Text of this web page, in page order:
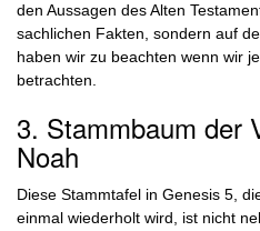
den Aussagen des Alten
sachlichen Fakten, sondern auf
haben wir zu beachten wenn wir
betrachten.
3. Stammbaum der
Noah
Diese Stammtafel in Genesis 5,
einmal wiederholt wird, ist nicht